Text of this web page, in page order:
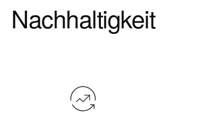
Nachhaltigkeit